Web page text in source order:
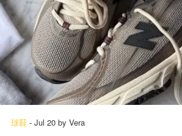
球鞋 - Jul 20 by Vera